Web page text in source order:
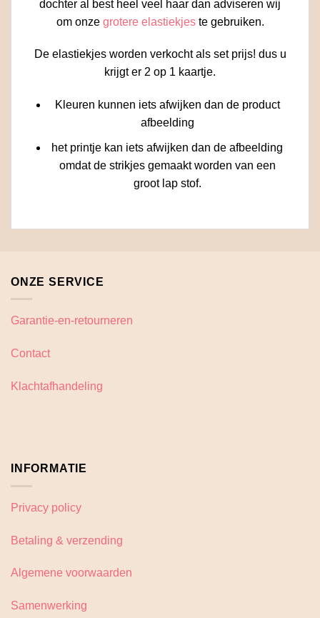
dochter al best heel veel haar dan adviseren wij
om onze grotere elastiekjeste gebruiken.
De elastiekjes worden verkocht als set prijs! dus u
krijgt er 2 op 1 kaartje.
Kleuren kunnen iets afwijken dan de product
afbeelding
het printje kan iets afwijken dan de afbeelding
omdat de strikjes gemaakt worden van een
groot lap stof.
ONZE SERVICE
Garantie-en-retourneren
Contact
Klachtafhandeling
INFORMATIE
Privacy policy
Betaling & verzending
Algemene voorwaarden
Samenwerking